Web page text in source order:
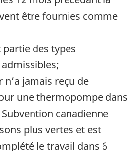
être fournies comme
des types
n’a jamais reçu de
une thermopompe dans
canadienne
plus vertes et est
le travail dans 6